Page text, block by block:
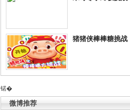
猪猪侠棒棒糖挑战
锘�
微博推荐